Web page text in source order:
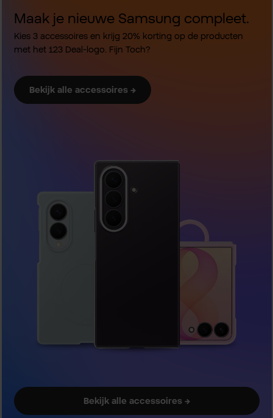
Maak je nieuwe Samsung compleet.
Kies 3 accessoires en krijg 20% korting op de producten
met het 123 Deal-logo. Fijn Toch?
Bekijk alle accessoires →
Bekijk alle accessoires →